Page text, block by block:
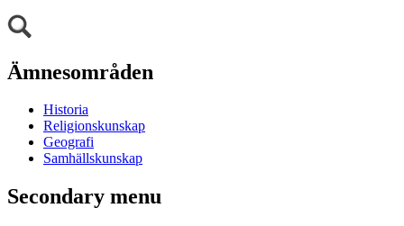
Ämnesområden
Historia
Religionskunskap
Geografi
Samhällskunskap
Secondary menu